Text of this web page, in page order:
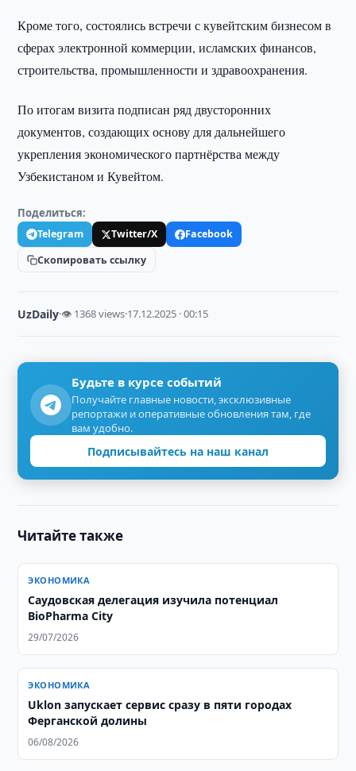
Кроме того, состоялись встречи с кувейтским бизнесом в
сферах электронной коммерции, исламских финансов,
строительства, промышленности и здравоохранения.
По итогам визита подписан ряд двусторонних
документов, создающих основу для дальнейшего
укрепления экономического партнёрства между
Узбекистаном и Кувейтом.
Поделиться:
Telegram Twitter/X
Facebook
Скопировать ссылку
UzDaily·👁 1368 views·17.12.2025 · 00:15
Будьте в курсе событий
Получайте главные новости, эксклюзивные
репортажи и оперативные обновления там, где
вам удобно.
Подписывайтесь на наш канал
Читайте также
ЭКОНОМИКА
Саудовская делегация изучила потенциал
BioPharma City
29/07/2026
ЭКОНОМИКА
Uklon запускает сервис сразу в пяти городах
Ферганской долины
06/08/2026